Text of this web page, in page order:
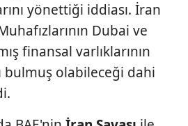
yönettiği iddiası. İran
Dubai ve
finansal varlıklarının
bulmuş olabileceği dahi